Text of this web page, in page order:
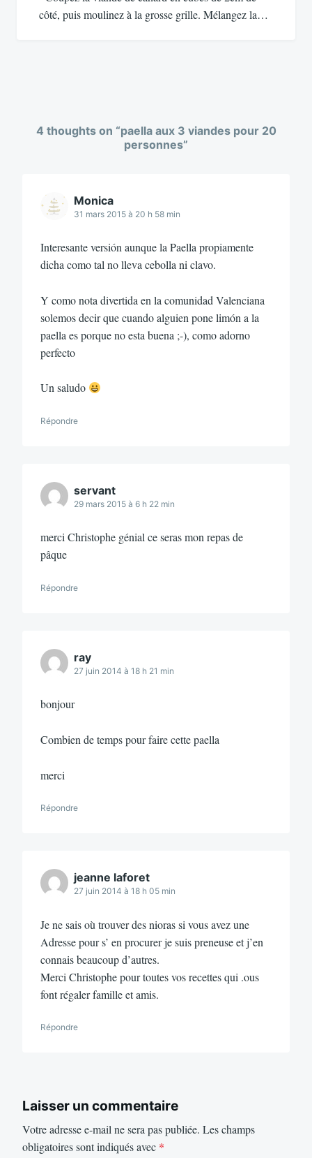
côté, puis moulinez à la grosse grille. Mélangez la…
4 thoughts on “paella aux 3 viandes pour 20
personnes”
Monica
31 mars 2015 à 20 h 58 min
Interesante versión aunque la Paella propiamente
dicha como tal no lleva cebolla ni clavo.
Y como nota divertida en la comunidad Valenciana
solemos decir que cuando alguien pone limón a la
paella es porque no esta buena ;-), como adorno
perfecto
Un saludo
Répondre
servant
29 mars 2015 à 6 h 22 min
merci Christophe génial ce seras mon repas de
pâque
Répondre
ray
27 juin 2014 à 18 h 21 min
bonjour
Combien de temps pour faire cette paella
merci
Répondre
jeanne laforet
27 juin 2014 à 18 h 05 min
Je ne sais où trouver des nioras si vous avez une
Adresse pour s’ en procurer je suis preneuse et j’en
connais beaucoup d’autres.
Merci Christophe pour toutes vos recettes qui .ous
font régaler famille et amis.
Répondre
Laisser un commentaire
Votre adresse e-mail ne sera pas publiée. Les champs
obligatoires sont indiqués avec *